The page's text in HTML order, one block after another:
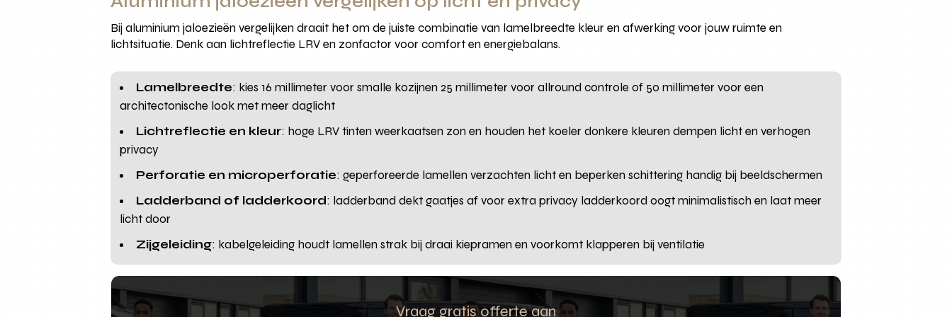
Bij aluminium jaloezieën vergelijken draait het om de juiste combinatie van lamelbreedte kleur en afwerking voor jouw ruimte en
lichtsituatie. Denk aan lichtreflectie LRV en zonfactor voor comfort en energiebalans.
Lamelbreedte: kies 16 millimeter voor smalle kozijnen 25 millimeter voor allround controle of 50 millimeter voor een
architectonische look met meer daglicht
Lichtreflectie en kleur: hoge LRV tinten weerkaatsen zon en houden het koeler donkere kleuren dempen licht en verhogen
privacy
Perforatie en microperforatie: geperforeerde lamellen verzachten licht en beperken schittering handig bij beeldschermen
Ladderband of ladderkoord: ladderband dekt gaatjes af voor extra privacy ladderkoord oogt minimalistisch en laat meer
licht door
Zijgeleiding: kabelgeleiding houdt lamellen strak bij draai kiepramen en voorkomt klapperen bij ventilatie
Vraag gratis offerte aan